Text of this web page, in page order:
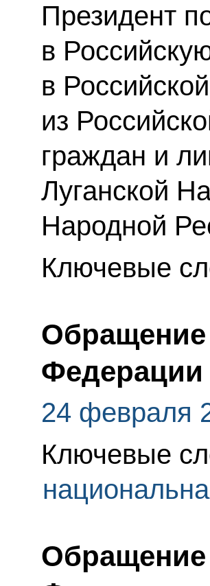
Президент
в
в
из
граждан и
Луганской
Народной
Ключевые
Обращение
Федерации
24 февраля
Ключевые
Обращение